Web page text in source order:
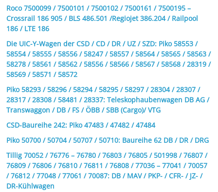
Roco 7500099 / 7500101 / 7500102 / 7500161 / 7500195 –
Crossrail 186 905 / BLS 486.501 /Regiojet 386.204 / Railpool
186 / LTE 186
Die UIC-Y-Wagen der CSD / CD / DR / UZ / SZD: Piko 58553 /
58554 / 58555 / 58556 / 58247 / 58557 / 58564 / 58565 / 58563 /
58278 / 58561 / 58562 / 58556 / 58566 / 58567 / 58568 / 28319 /
58569 / 58571 / 58572
Piko 58293 / 58296 / 58294 / 58295 / 58297 / 28304 / 28307 /
28317 / 28308 / 58481 / 28337: Teleskophaubenwagen DB AG /
Transwaggon / DB / FS / ÖBB / SBB (Cargo)/ VTG
CSD-Baureihe 242: Piko 47483 / 47482 / 47484
Piko 50700 / 50704 / 50707 / 50710: Baureihe 62 DB / DR / DRG
Tillig 70052 / 76776 – 76780 / 76803 / 76805 / 501998 / 76807 /
76809 / 76806 / 76810 / 76811 / 76808 / 77036 – 77041 / 70057
/ 76812 / 77048 / 77061 / 70087: DB / MAV / PKP- / CFR- / JZ- /
DR-Kühlwagen